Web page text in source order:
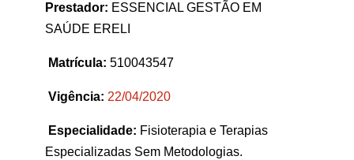
Prestador: ESSENCIAL GESTÃO EM
SAÚDE ERELI
Matrícula: 510043547
Vigência: 22/04/2020
Especialidade: Fisioterapia e Terapias
Especializadas Sem Metodologias.